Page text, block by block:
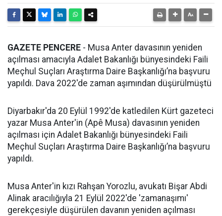
GAZETE PENCERE - Musa Anter davasının yeniden
açılması amacıyla Adalet Bakanlığı bünyesindeki Faili
Meçhul Suçları Araştırma Daire Başkanlığı’na başvuru
yapıldı. Dava 2022'de zaman aşımından düşürülmüştü
Diyarbakır'da 20 Eylül 1992'de katledilen Kürt gazeteci
yazar Musa Anter'in (Apê Musa) davasının yeniden
açılması için Adalet Bakanlığı bünyesindeki Faili
Meçhul Suçları Araştırma Daire Başkanlığı’na başvuru
yapıldı.
Musa Anter'in kızı Rahşan Yorozlu, avukatı Bişar Abdi
Alinak aracılığıyla 21 Eylül 2022'de 'zamanaşımı'
gerekçesiyle düşürülen davanın yeniden açılması